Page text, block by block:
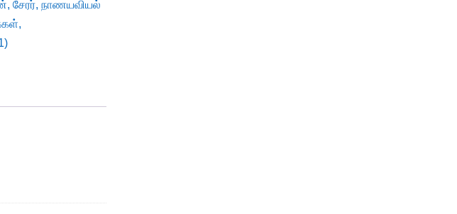
, சேரர், நாணயவியல்
,